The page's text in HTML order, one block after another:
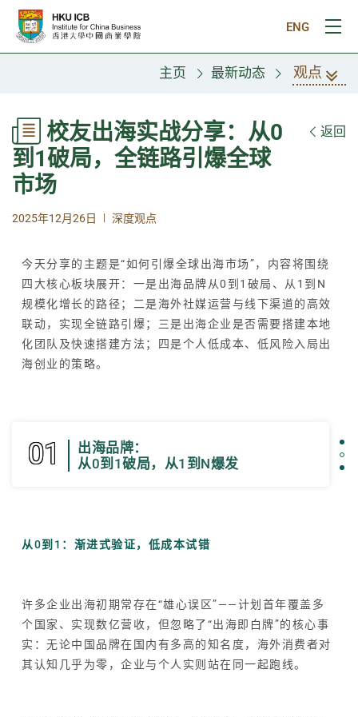
跳往主要内容
ENG
打
主页 最新动态 观点
校友出海实战分享：从0
到1破局，全链路引爆全球
市场
返回
2025年12月26日 | 深度观点
今天分享的主题是“如何引爆全球出海市场”，内容将围绕
四大核心板块展开：一是出海品牌从0到1破局、从1到N
规模化增长的路径；二是海外社媒运营与线下渠道的高效
联动，实现全链路引爆；三是出海企业是否需要搭建本地
化团队及快速搭建方法；四是个人低成本、低风险入局出
海创业的策略。
01
出海品牌：
从0到1破局，从1到N爆发
从0到1：渐进式验证，低成本试错
许多企业出海初期常存在“雄心误区”——计划首年覆盖多
个国家、实现数亿营收，但忽略了“出海即白牌”的核心事
实：无论中国品牌在国内有多高的知名度，海外消费者对
其认知几乎为零，企业与个人实则站在同一起跑线。